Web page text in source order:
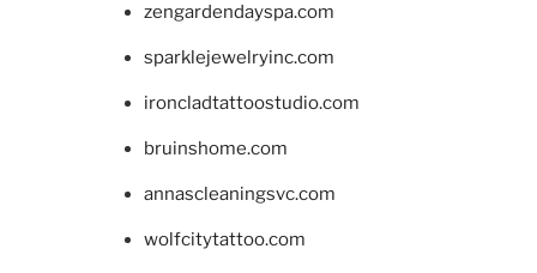
zengardendayspa.com
sparklejewelryinc.com
ironcladtattoostudio.com
bruinshome.com
annascleaningsvc.com
wolfcitytattoo.com